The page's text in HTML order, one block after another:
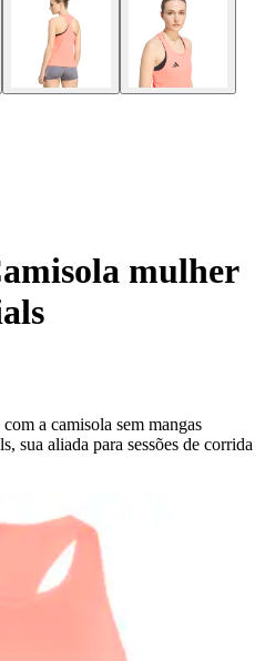
mulher
a camisola sem mangas
sua aliada para sessões de corrida